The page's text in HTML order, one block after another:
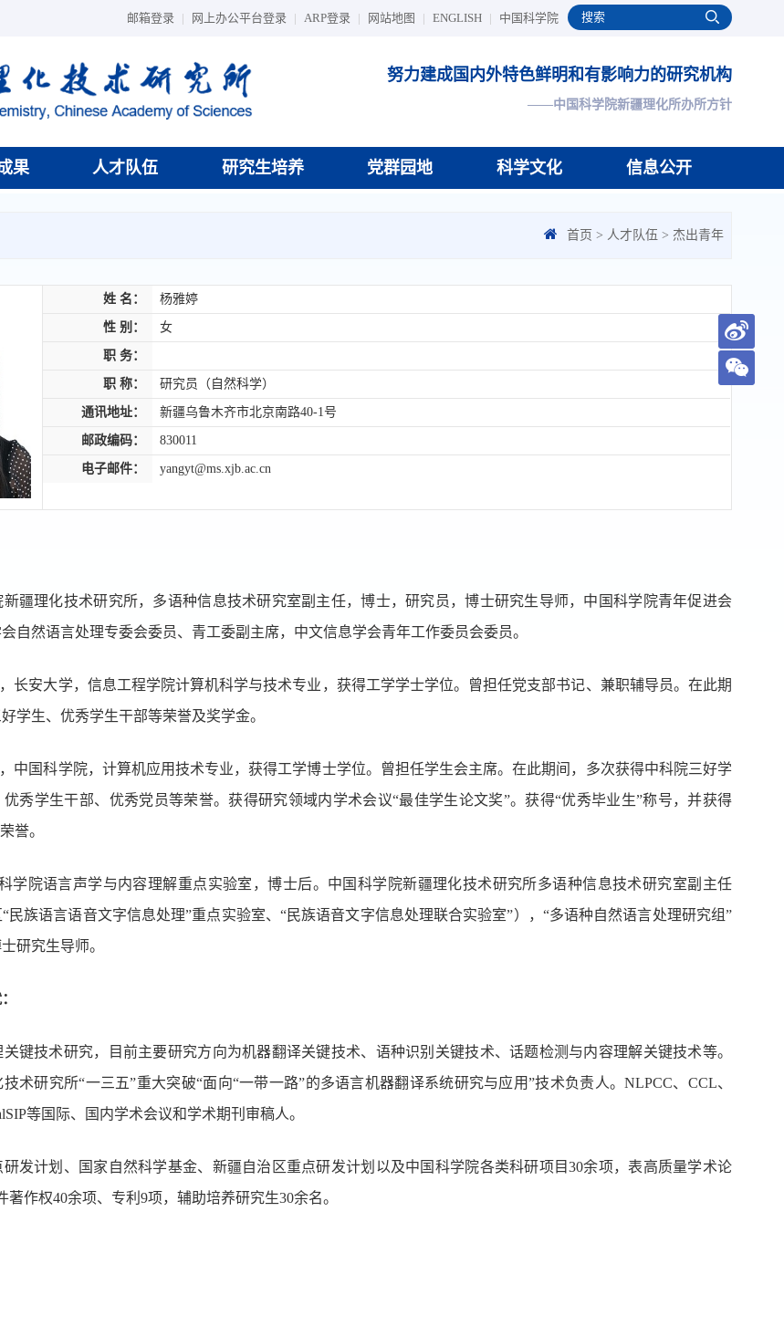
邮箱登录 | 网上办公平台登录 | ARP登录 | 网站地图 | ENGLISH | 中国科学院
努力建成国内外特色鲜明和有影响力的研究机构
——中国科学院新疆理化所办所方针
果 人才队伍 研究生培养 党群园地 科学文化 信息公开
首页 > 人才队伍 > 杰出青年
姓 名： 杨雅婷
性 别： 女
职 务：
职 称： 研究员（自然科学）
通讯地址： 新疆乌鲁木齐市北京南路40-1号
邮政编码： 830011
电子邮件： yangyt@ms.xjb.ac.cn
疆理化技术研究所，多语种信息技术研究室副主任，博士，研究员，博士研究生导师，中国科学院青年促进会
自然语言处理专委会委员、青工委副主席，中文信息学会青年工作委员会委员。
，长安大学，信息工程学院计算机科学与技术专业，获得工学学士学位。曾担任党支部书记、兼职辅导员。在此期
学生、优秀学生干部等荣誉及奖学金。
，中国科学院，计算机应用技术专业，获得工学博士学位。曾担任学生会主席。在此期间，多次获得中科院三好学
秀学生干部、优秀党员等荣誉。获得研究领域内学术会议“最佳学生论文奖”。获得“优秀毕业生”称号，并获得
荣誉。
学院语言声学与内容理解重点实验室，博士后。中国科学院新疆理化技术研究所多语种信息技术研究室副主任
“民族语言语音文字信息处理”重点实验室、 “民族语音文字信息处理联合实验室”）， “多语种自然语言处理研究组”
研究生导师。
键技术研究，目前主要研究方向为机器翻译关键技术、语种识别关键技术、话题检测与内容理解关键技术等。
技术研究所“一三五”重大突破“面向“一带一路”的多语言机器翻译系统研究与应用”技术负责人。NLPCC、 CCL、
等国际、国内学术会议和学术期刊审稿人。
发计划、国家自然科学基金、新疆自治区重点研发计划以及中国科学院各类科研项目30余项，表高质量学术论
著作权40余项、专利9项，辅助培养研究生30余名。